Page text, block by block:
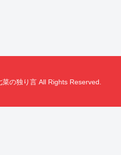
の独り言 All Rights Reserved.